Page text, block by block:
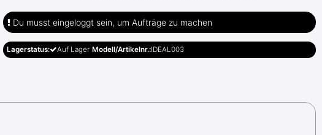
Du musst eingeloggt sein, um Aufträge zu machen
Lagerstatus: Auf Lager Modell/Artikelnr.:IDEAL003